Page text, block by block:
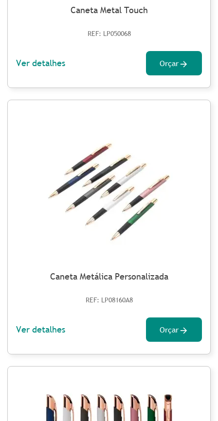
Caneta Metal Touch
REF: LP050068
Ver detalhes Orçar
Caneta Metálica Personalizada
REF: LP08160A8
Ver detalhes Orçar